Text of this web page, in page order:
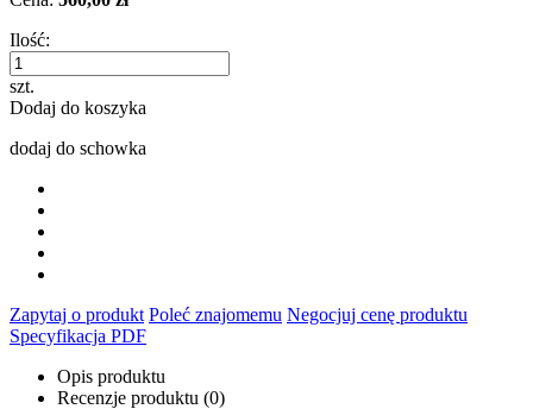
Ilość:
szt.
Dodaj do koszyka
dodaj do schowka
Zapytaj o produkt Poleć znajomemu Negocjuj cenę produktu
Specyfikacja PDF
Opis produktu
Recenzje produktu (0)